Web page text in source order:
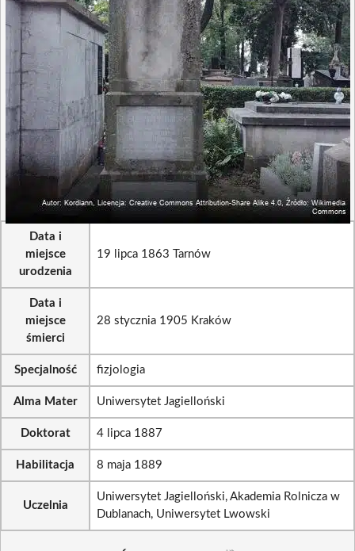
Data i
miejsce
urodzenia
19 lipca 1863 Tarnów
Data i
miejsce
śmierci
28 stycznia 1905 Kraków
Specjalność fizjologia
Alma Mater Uniwersytet Jagielloński
Doktorat 4 lipca 1887
Habilitacja 8 maja 1889
Uczelnia
Uniwersytet Jagielloński, Akademia Rolnicza w
Dublanach, Uniwersytet Lwowski